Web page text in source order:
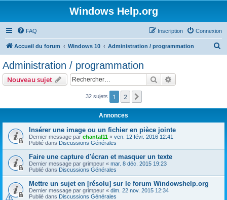
Windows Help.org
FAQ Connexion
Inscription
Accueil du forum Windows 10 Administration / programmation
Administration / programmation
Nouveau sujet Rechercher
32 sujets 1 2
Annonces
Insérer une image ou un fichier en pièce jointe
Dernier message par chantal11 « ven. 12 févr. 2016 12:41
Publié dans Discussions Générales
Faire une capture d'écran et masquer un texte
Dernier message par grimpeur « mar. 8 déc. 2015 19:23
Publié dans Discussions Générales
Mettre un sujet en [résolu] sur le forum Windowshelp.org
Dernier message par grimpeur « dim. 22 nov. 2015 12:34
Publié dans Discussions Générales